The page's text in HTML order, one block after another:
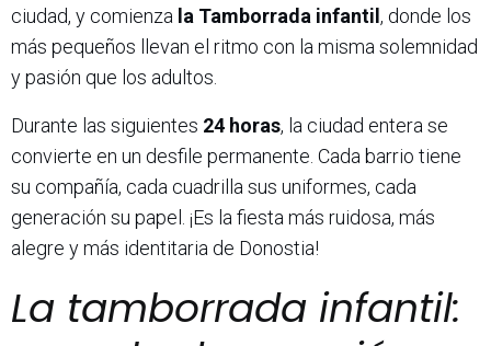
ciudad, y comienza la Tamborrada infantil, donde los
más pequeños llevan el ritmo con la misma solemnidad
y pasión que los adultos.
Durante las siguientes 24 horas, la ciudad entera se
convierte en un desfile permanente. Cada barrio tiene
su compañía, cada cuadrilla sus uniformes, cada
generación su papel. ¡Es la fiesta más ruidosa, más
alegre y más identitaria de Donostia!
La tamborrada infantil: